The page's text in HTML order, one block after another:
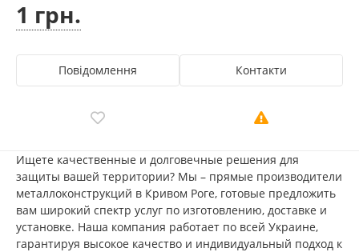
1 грн.
Повідомлення Контакти
Ищете качественные и долговечные решения для
защиты вашей территории? Мы – прямые производители
металлоконструкций в Кривом Роге, готовые предложить
вам широкий спектр услуг по изготовлению, доставке и
установке. Наша компания работает по всей Украине,
гарантируя высокое качество и индивидуальный подход к